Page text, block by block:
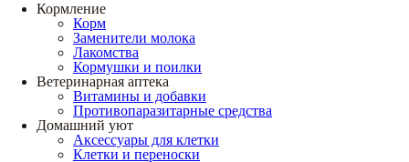
Кормление
Корм
Заменители молока
Лакомства
Кормушки и поилки
Ветеринарная аптека
Витамины и добавки
Противопаразитарные средства
Домашний уют
Аксессуары для клетки
Клетки и переноски